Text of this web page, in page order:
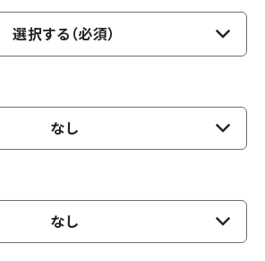
選択する（必須）
なし
なし